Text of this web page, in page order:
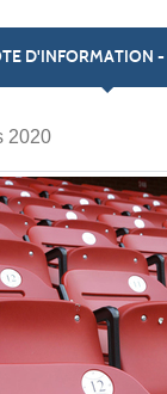
D'INFORMATION -
2020